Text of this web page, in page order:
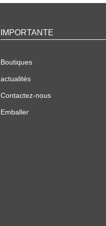
IMPORTANTE
Boutiques
actualités
Contactez-nous
Emballer